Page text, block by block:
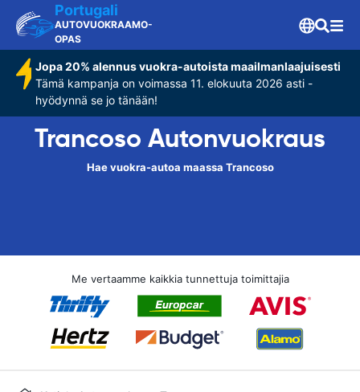
Portugali
AUTOVUOKRAAMO-
OPAS
Jopa 20% alennus vuokra-autoista maailmanlaajuisesti
Tämä kampanja on voimassa 11. elokuuta 2026 asti -
hyödynnä se jo tänään!
Trancoso Autonvuokraus
Hae vuokra-autoa maassa Trancoso
Me vertaamme kaikkia tunnettuja toimittajia